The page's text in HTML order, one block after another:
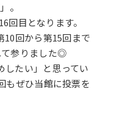
。
回目となります。
10回から第15回まで
て参りました◎
したい」と思ってい
もぜひ当館に投票を